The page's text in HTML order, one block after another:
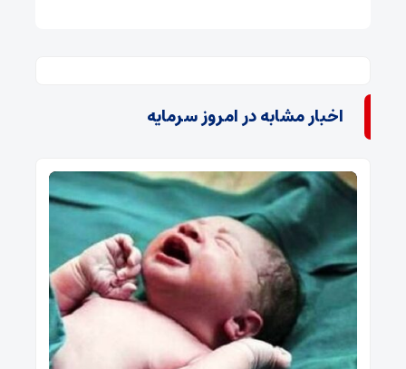
اخبار مشابه در امروز سرمایه